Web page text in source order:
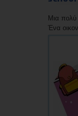
Μια πολύ
Ένα